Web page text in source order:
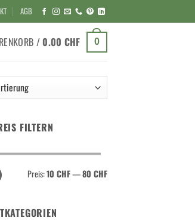
AGB
/ 0.00 CHF 0
FILTERN
Preis:10 CHF—80 CHF